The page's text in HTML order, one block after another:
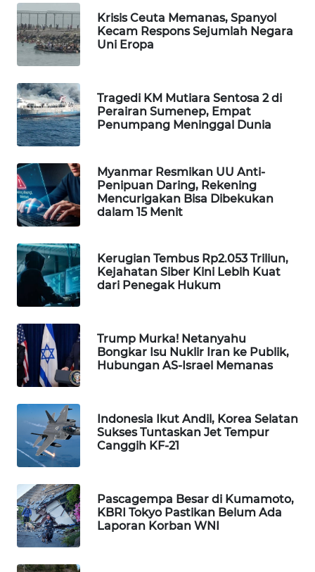
Krisis Ceuta Memanas, Spanyol
Kecam Respons Sejumlah Negara
Uni Eropa
Tragedi KM Mutiara Sentosa 2 di
Perairan Sumenep, Empat
Penumpang Meninggal Dunia
Myanmar Resmikan UU Anti-
Penipuan Daring, Rekening
Mencurigakan Bisa Dibekukan
dalam 15 Menit
Kerugian Tembus Rp2.053 Triliun,
Kejahatan Siber Kini Lebih Kuat
dari Penegak Hukum
Trump Murka! Netanyahu
Bongkar Isu Nuklir Iran ke Publik,
Hubungan AS-Israel Memanas
Indonesia Ikut Andil, Korea Selatan
Sukses Tuntaskan Jet Tempur
Canggih KF-21
Pascagempa Besar di Kumamoto,
KBRI Tokyo Pastikan Belum Ada
Laporan Korban WNI
WAHANA
OTOMOTIF
WAHANA
WAHANA
DESA
WISATA
LAPAK
WAHANA
Wahana
Network
KONSUMEN
LISTRIK
MASYARAKAT
KELISTRIKAN
WALINKI
MAWAKA
ID
MARTABAT
NET
PLN